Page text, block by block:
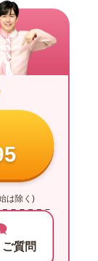
は除く)
質問